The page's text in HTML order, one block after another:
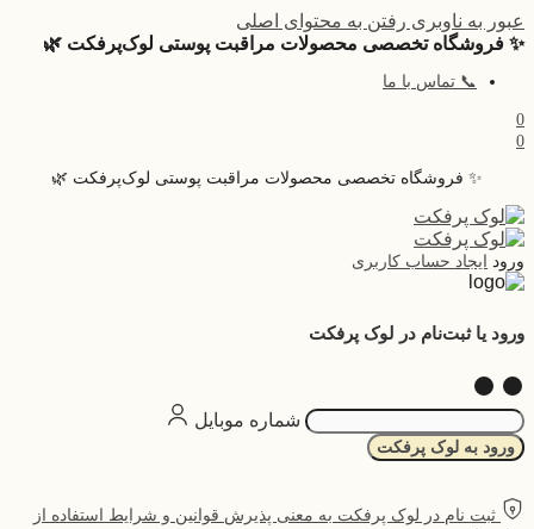
عبور به ناوبری رفتن به محتوای اصلی
✨ فروشگاه تخصصی محصولات مراقبت پوستی لوک‌پرفکت 🌿
📞 تماس با ما
0
0
✨ فروشگاه تخصصی محصولات مراقبت پوستی لوک‌پرفکت 🌿
ورود ایجاد حساب کاربری
ورود یا ثبت‌نام در لوک پرفکت
شماره موبایل
ورود به لوک پرفکت
ثبت نام در لوک پرفکت به معنی پذیرش قوانین و شرایط استفاده از